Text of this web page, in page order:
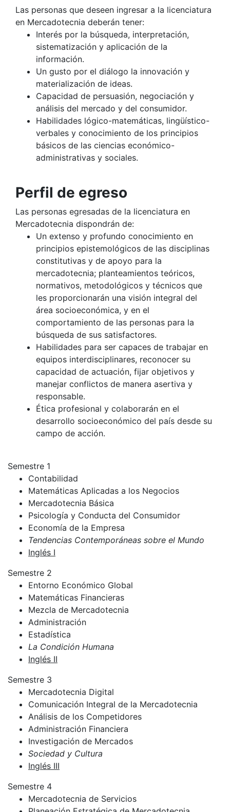
Las personas que deseen ingresar a la licenciatura
en Mercadotecnia deberán tener:
Interés por la búsqueda, interpretación,
sistematización y aplicación de la
información.
Un gusto por el diálogo la innovación y
materialización de ideas.
Capacidad de persuasión, negociación y
análisis del mercado y del consumidor.
Habilidades lógico-matemáticas, lingüístico-
verbales y conocimiento de los principios
básicos de las ciencias económico-
administrativas y sociales.
Perfil de egreso
Las personas egresadas de la licenciatura en
Mercadotecnia dispondrán de:
Un extenso y profundo conocimiento en
principios epistemológicos de las disciplinas
constitutivas y de apoyo para la
mercadotecnia; planteamientos teóricos,
normativos, metodológicos y técnicos que
les proporcionarán una visión integral del
área socioeconómica, y en el
comportamiento de las personas para la
búsqueda de sus satisfactores.
Habilidades para ser capaces de trabajar en
equipos interdisciplinares, reconocer su
capacidad de actuación, fijar objetivos y
manejar conflictos de manera asertiva y
responsable.
Ética profesional y colaborarán en el
desarrollo socioeconómico del país desde su
campo de acción.
Semestre 1
Contabilidad
Matemáticas Aplicadas a los Negocios
Mercadotecnia Básica
Psicología y Conducta del Consumidor
Economía de la Empresa
Tendencias Contemporáneas sobre el Mundo
Inglés I
Semestre 2
Entorno Económico Global
Matemáticas Financieras
Mezcla de Mercadotecnia
Administración
Estadística
La Condición Humana
Inglés II
Semestre 3
Mercadotecnia Digital
Comunicación Integral de la Mercadotecnia
Análisis de los Competidores
Administración Financiera
Investigación de Mercados
Sociedad y Cultura
Inglés III
Semestre 4
Mercadotecnia de Servicios